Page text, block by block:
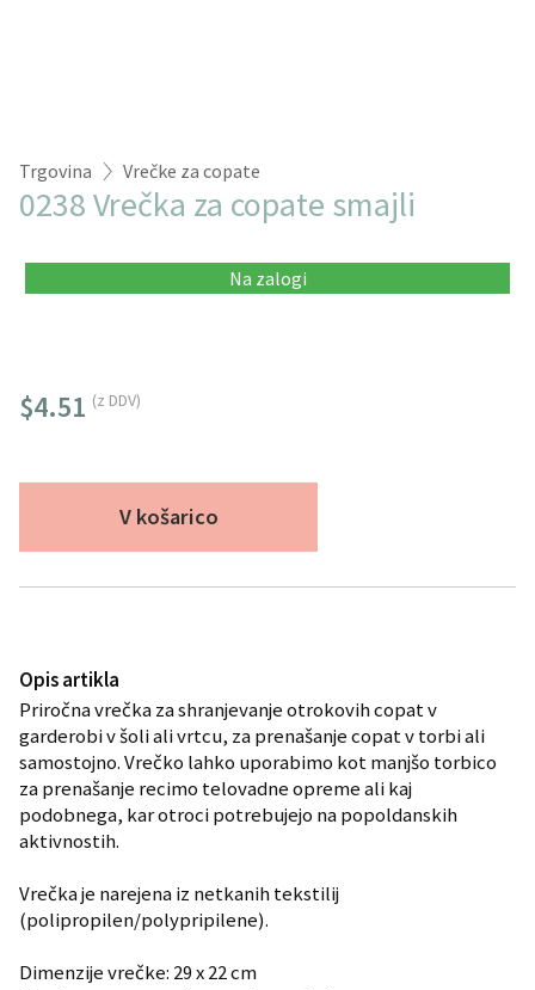
Trgovina Vrečke za copate
0238 Vrečka za copate smajli
Na zalogi
$4.51 (z DDV)
V košarico
Opis artikla
Priročna vrečka za shranjevanje otrokovih copat v
garderobi v šoli ali vrtcu, za prenašanje copat v torbi ali
samostojno. Vrečko lahko uporabimo kot manjšo torbico
za prenašanje recimo telovadne opreme ali kaj
podobnega, kar otroci potrebujejo na popoldanskih
aktivnostih.
Vrečka je narejena iz netkanih tekstilij
(polipropilen/polypripilene).
Dimenzije vrečke: 29 x 22 cm